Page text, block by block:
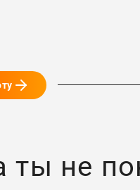
ты не